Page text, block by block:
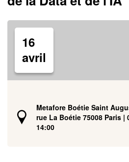
16
avril
Metafore Boétie Saint
rue La Boétie 75008 Paris |
14:00